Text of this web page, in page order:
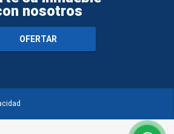
nosotros
OFERTAR